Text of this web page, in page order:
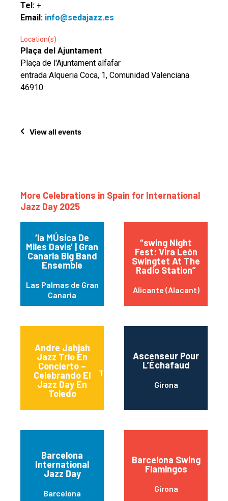
Tel: +
Email: info@sedajazz.es
Location(s)
Plaça del Ajuntament
Plaça de l'Ajuntament alfafar
entrada Alqueria Coca, 1, Comunidad Valenciana
46910
View all events
More Celebrations in Spain for International
Jazz Day 2025
‘la MÚsica De
Miles Davis’ | Gran
Canaria Big Band
Ensemble
Las Palmas de Gran
Canaria
“swing Night
Fest: Vira León
Swingtet At The
Radio Station”
Alicante (Alacant)
Andre Jahjah
Jazz Trío En
Concierto –
Celebrando El
Jazz Day En
Toledo
Toledo
Ascenseur Pour
L’Échafaud
Girona
Barcelona
International
Jazz Day
Barcelona
Barcelona Swing
Flamingos
Girona